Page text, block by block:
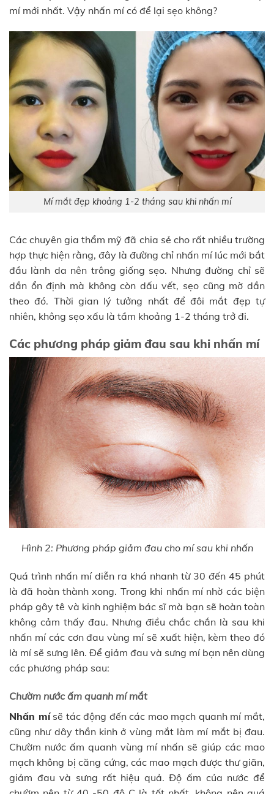
mí mới nhất. Vậy nhấn mí có để lại sẹo không?
Mí mắt đẹp khoảng 1-2 tháng sau khi nhấn mí
Các chuyên gia thẩm mỹ đã chia sẻ cho rất nhiều trường
hợp thực hiện rằng, đây là đường chỉ nhấn mí lúc mới bắt
đầu lành da nên trông giống sẹo. Nhưng đường chỉ sẽ
dần ổn định mà không còn dấu vết, sẹo cũng mờ dần
theo đó. Thời gian lý tưởng nhất để đôi mắt đẹp tự
nhiên, không sẹo xấu là tầm khoảng 1-2 tháng trở đi.
Các phương pháp giảm đau sau khi nhấn mí
Hình 2: Phương pháp giảm đau cho mí sau khi nhấn
Quá trình nhấn mí diễn ra khá nhanh từ 30 đến 45 phút
là đã hoàn thành xong. Trong khi nhấn mí nhờ các biện
pháp gây tê và kinh nghiệm bác sĩ mà bạn sẽ hoàn toàn
không cảm thấy đau. Nhưng điều chắc chắn là sau khi
nhấn mí các cơn đau vùng mí sẽ xuất hiện, kèm theo đó
là mí sẽ sưng lên. Để giảm đau và sưng mí bạn nên dùng
các phương pháp sau:
Chườm nước ấm quanh mí mắt
Nhấn mísẽ tác động đến các mao mạch quanh mí mắt,
cũng như dây thần kinh ở vùng mắt làm mí mắt bị đau.
Chườm nước ấm quanh vùng mí nhấn sẽ giúp các mao
mạch không bị căng cứng, các mao mạch được thư giãn,
giảm đau và sưng rất hiệu quả. Độ ấm của nước để